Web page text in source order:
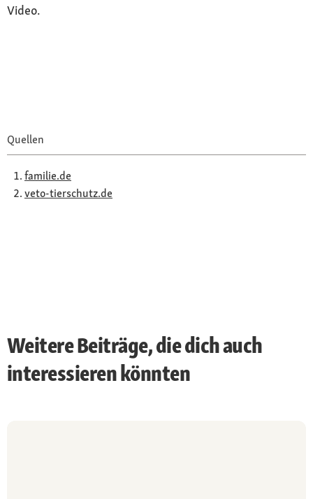
Video.
Quellen
familie.de
veto-tierschutz.de
Weitere Beiträge, die dich auch
interessieren könnten